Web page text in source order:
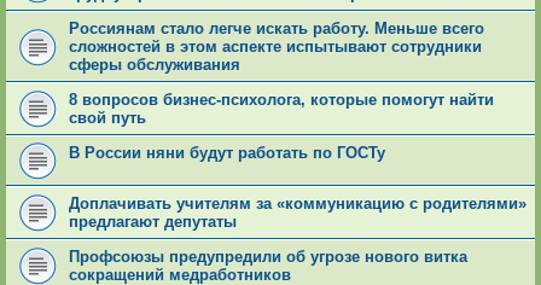
Россиянам стало легче искать работу. Меньше всего
сложностей в этом аспекте испытывают сотрудники
сферы обслуживания
8 вопросов бизнес-психолога, которые помогут найти
свой путь
В России няни будут работать по ГОСТу
Доплачивать учителям за «коммуникацию с родителями»
предлагают депутаты
Профсоюзы предупредили об угрозе нового витка
сокращений медработников